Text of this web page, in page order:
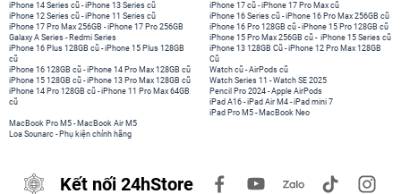
iPhone 14 Series cũ -iPhone 13 Series cũ
iPhone 12 Series cũ -iPhone 11 Series cũ
iPhone 17 Pro Max 256GB -iPhone 17 Pro 256GB
Galaxy A Series - Redmi Series
iPhone 17 cũ -iPhone 17 Pro Max cũ
iPhone 16 Series cũ - iPhone 16 Pro Max 256GB cũ
iPhone 16 Pro 128GB cũ -iPhone 15 Pro 128GB cũ
iPhone 15 Pro Max 256GB cũ - iPhone 15 Series cũ
iPhone 16 Plus 128GB cũ -iPhone 15 Plus 128GB
cũ
iPhone 16 128GB cũ -iPhone 14 Pro Max 128GB cũ
iPhone 15 128GB cũ -iPhone 13 Pro Max 128GB cũ
iPhone 14 Pro 128GB cũ -iPhone 11 Pro Max 64GB
cũ
iPhone 13 128GB Cũ -iPhone 12 Pro Max 128GB
Cũ
Watch cũ -AirPods cũ
Watch Series 11 -Watch SE 2025
Pencil Pro 2024 -Apple AirPods
iPad A16 -iPad Air M4 -iPad mini 7
iPad Pro M5 - MacBook Neo
MacBook Pro M5 - MacBook Air M5
Loa Sounarc - Phụ kiện chính hãng
Kết nối 24hStore